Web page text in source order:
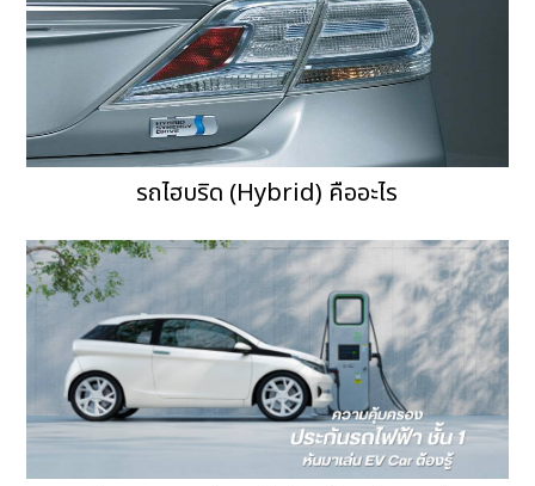
รถไฮบริด (Hybrid) คืออะไร